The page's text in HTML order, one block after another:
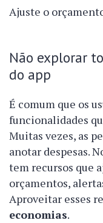
Ajuste o
Não explorar
do app
É comum que os
funcionalidades
Muitas vezes, as
anotar despesas.
tem recursos que
orçamentos,
Aproveitar esses
economias.